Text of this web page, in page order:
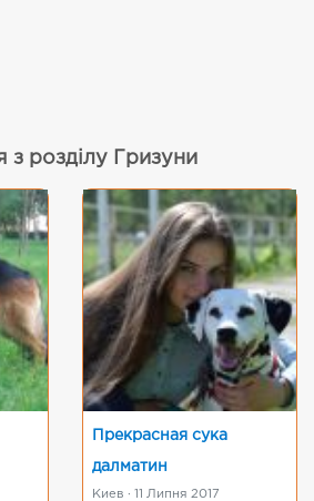
з розділу Гризуни
Прекрасная сука
далматин
Киев · 11 Липня 2017